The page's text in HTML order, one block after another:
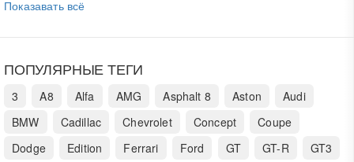
Показавать всё
ПОПУЛЯРНЫЕ ТЕГИ
3 A8 Alfa AMG Asphalt 8 Aston
Audi
BMW
Cadillac Chevrolet Concept
Coupe
Dodge
Edition Ferrari Ford GT GT-R
GT3